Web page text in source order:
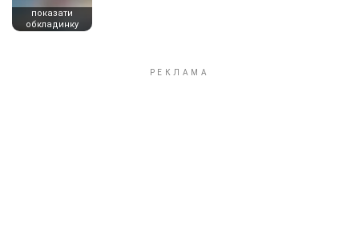
показати
обкладинку